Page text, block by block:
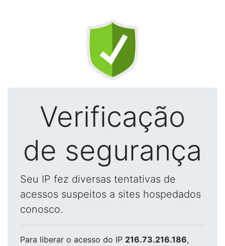
Verificação
de segurança
Seu IP fez diversas tentativas de
acessos suspeitos a sites hospedados
conosco.
Para liberar o acesso do IP 216.73.216.186,